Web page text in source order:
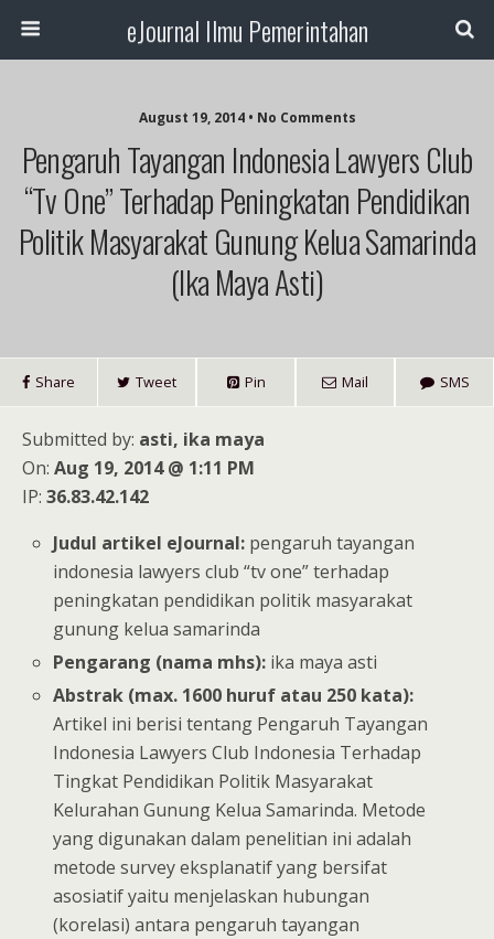
eJournal Ilmu Pemerintahan
August 19, 2014 • No Comments
Pengaruh Tayangan Indonesia Lawyers Club
“tv One” Terhadap Peningkatan Pendidikan
Politik Masyarakat Gunung Kelua Samarinda
(ika Maya Asti)
Share Tweet Pin Mail SMS
Submitted by: asti, ika maya
On: Aug 19, 2014 @ 1:11 PM
IP: 36.83.42.142
Judul artikel eJournal: pengaruh tayangan
indonesia lawyers club “tv one” terhadap
peningkatan pendidikan politik masyarakat
gunung kelua samarinda
Pengarang (nama mhs): ika maya asti
Abstrak (max. 1600 huruf atau 250 kata):
Artikel ini berisi tentang Pengaruh Tayangan
Indonesia Lawyers Club Indonesia Terhadap
Tingkat Pendidikan Politik Masyarakat
Kelurahan Gunung Kelua Samarinda. Metode
yang digunakan dalam penelitian ini adalah
metode survey eksplanatif yang bersifat
asosiatif yaitu menjelaskan hubungan
(korelasi) antara pengaruh tayangan